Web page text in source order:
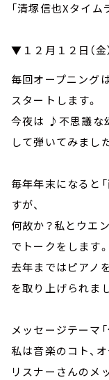
「清塚信也Xタイム
▼１２月１２日（金
毎回オープニング
スタートします。
今夜は ♪不思議な
して弾いてみました
毎年年末になると
すが、
何故か？私とウエ
でトークをします。
去年まではピアノ
を取り上げられまし
メッセージテーマ
私は音楽のコト、
リスナーさんのメ